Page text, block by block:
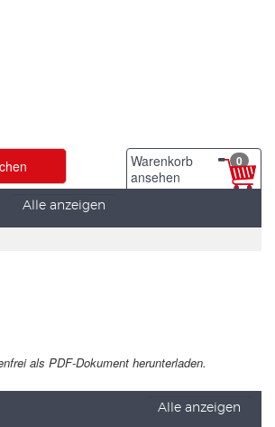
Warenkorb
ansehen
0
Alle anzeigen
als PDF-Dokument herunterladen.
Alle anzeigen